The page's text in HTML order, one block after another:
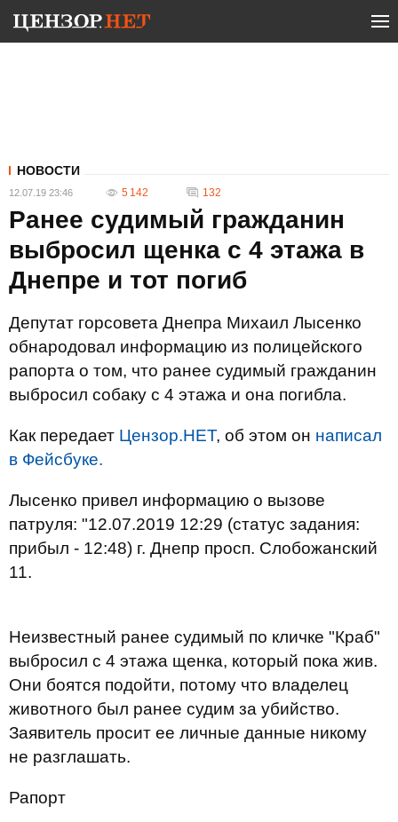
НОВОСТИ
12.07.19 23:46 5 142 132
Ранее судимый гражданин
выбросил щенка с 4 этажа в
Днепре и тот погиб
Депутат горсовета Днепра Михаил Лысенко
обнародовал информацию из полицейского
рапорта о том, что ранее судимый гражданин
выбросил собаку с 4 этажа и она погибла.
Как передает Цензор.НЕТ, об этом он написал
в Фейсбуке.
Лысенко привел информацию о вызове
патруля: "12.07.2019 12:29 (статус задания:
прибыл - 12:48) г. Днепр просп. Слобожанский
11.
Неизвестный ранее судимый по кличке "Краб"
выбросил с 4 этажа щенка, который пока жив.
Они боятся подойти, потому что владелец
животного был ранее судим за убийство.
Заявитель просит ее личные данные никому
не разглашать.
Рапорт